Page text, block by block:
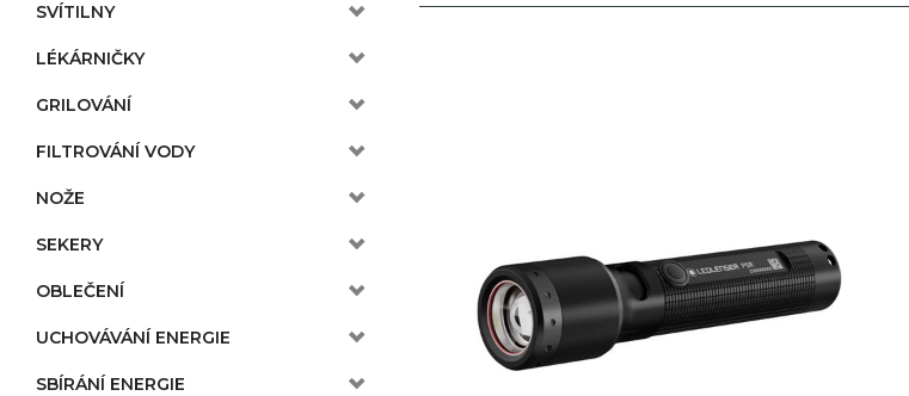
SVÍTILNY
LÉKÁRNIČKY
GRILOVÁNÍ
FILTROVÁNÍ VODY
NOŽE
SEKERY
OBLEČENÍ
UCHOVÁVÁNÍ ENERGIE
SBÍRÁNÍ ENERGIE